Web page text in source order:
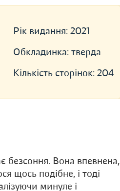
Рік видання: 2021
Обкладинка: тверда
Кількість сторінок: 204
безсоння. Вона впевнена,
щось подібне, і тоді
минуле і